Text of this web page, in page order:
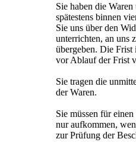
Sie haben die
spätestens binnen
Sie uns über den
unterrichten, an uns
übergeben. Die Frist
vor Ablauf der Frist
Sie tragen die
der Waren.
Sie müssen für
nur aufkommen,
zur Prüfung der